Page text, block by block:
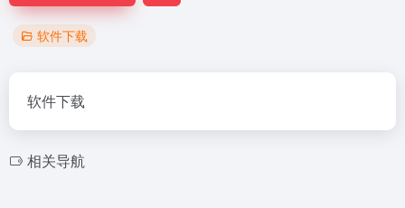
软件下载
软件下载
相关导航